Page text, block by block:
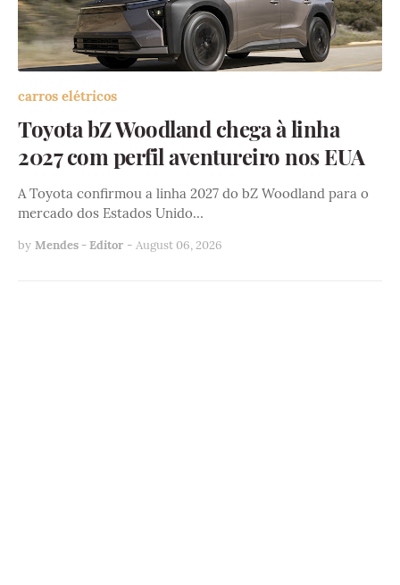
carros elétricos
Toyota bZ Woodland chega à linha
2027 com perfil aventureiro nos EUA
A Toyota confirmou a linha 2027 do bZ Woodland para o
mercado dos Estados Unido…
by Mendes - Editor - August 06, 2026